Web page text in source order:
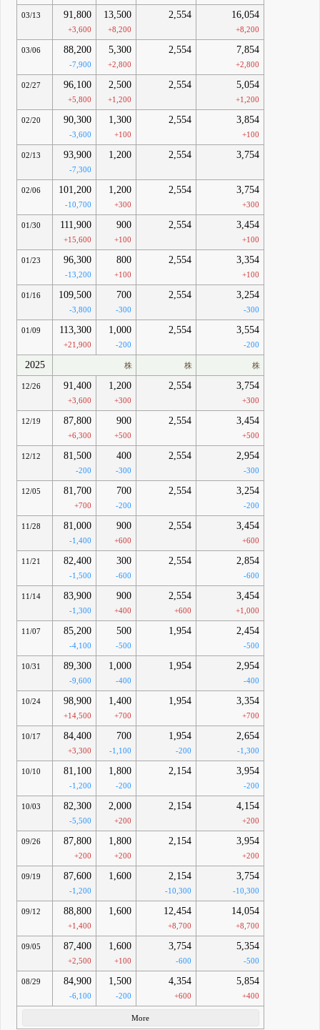
03/13 91,800
+3,600
13,500
+8,200
2,554 16,054
+8,200
03/06 88,200
-7,900
5,300
+2,800
2,554 7,854
+2,800
02/27 96,100
+5,800
2,500
+1,200
2,554 5,054
+1,200
02/20 90,300
-3,600
1,300
+100
2,554 3,854
+100
02/13 93,900
-7,300
1,200 2,554 3,754
02/06 101,200
-10,700
1,200
+300
2,554 3,754
+300
01/30 111,900
+15,600
900
+100
2,554 3,454
+100
01/23 96,300
-13,200
800
+100
2,554 3,354
+100
01/16 109,500
-3,800
700
-300
2,554 3,254
-300
01/09 113,300
+21,900
1,000
-200
2,554 3,554
-200
2025 株 株 株
12/26 91,400
+3,600
1,200
+300
2,554 3,754
+300
12/19 87,800
+6,300
900
+500
2,554 3,454
+500
12/12 81,500
-200
400
-300
2,554 2,954
-300
12/05 81,700
+700
700
-200
2,554 3,254
-200
11/28 81,000
-1,400
900
+600
2,554 3,454
+600
11/21 82,400
-1,500
300
-600
2,554 2,854
-600
11/14 83,900
-1,300
900
+400
2,554
+600
3,454
+1,000
11/07 85,200
-4,100
500
-500
1,954 2,454
-500
10/31 89,300
-9,600
1,000
-400
1,954 2,954
-400
10/24 98,900
+14,500
1,400
+700
1,954 3,354
+700
10/17 84,400
+3,300
700
-1,100
1,954
-200
2,654
-1,300
10/10 81,100
-1,200
1,800
-200
2,154 3,954
-200
10/03 82,300
-5,500
2,000
+200
2,154 4,154
+200
09/26 87,800
+200
1,800
+200
2,154 3,954
+200
09/19 87,600
-1,200
1,600 2,154
-10,300
3,754
-10,300
09/12 88,800
+1,400
1,600 12,454
+8,700
14,054
+8,700
09/05 87,400
+2,500
1,600
+100
3,754
-600
5,354
-500
08/29 84,900
-6,100
1,500
-200
4,354
+600
5,854
+400
More